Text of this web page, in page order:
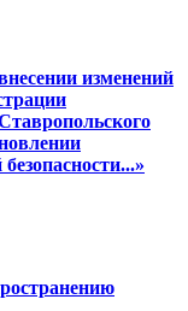
изменений